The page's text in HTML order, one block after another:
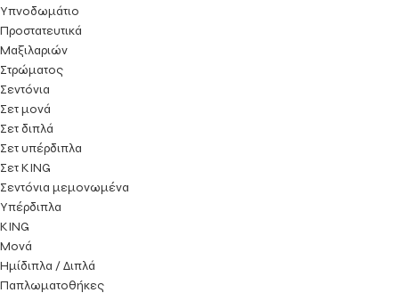
Υπνοδωμάτιο
Προστατευτικά
Μαξιλαριών
Στρώματος
Σεντόνια
Σετ μονά
Σετ διπλά
Σετ υπέρδιπλα
Σετ KING
Σεντόνια μεμονωμένα
Υπέρδιπλα
KING
Μονά
Ημίδιπλα / Διπλά
Παπλωματοθήκες